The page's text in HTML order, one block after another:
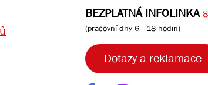
BEZPLATNÁ INFOLINKA
(pracovní dny 6 - 18 hodin)
Dotazy a reklamace